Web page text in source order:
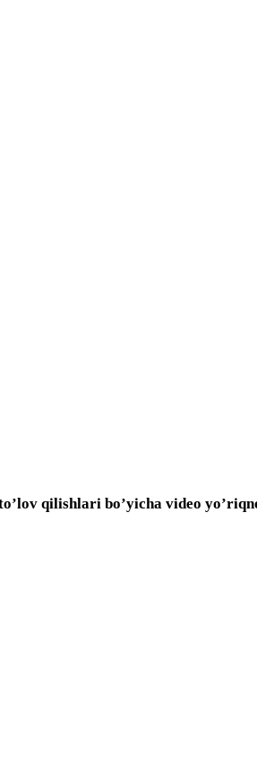
qilishlari bo’yicha video